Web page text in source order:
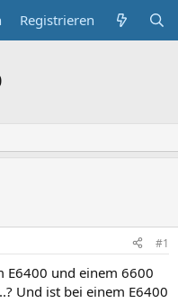
Registrieren
#1
E6400 und einem 6600
Und ist bei einem E6400